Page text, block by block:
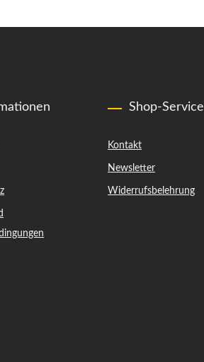
Shop-Service
Kontakt
Newsletter
Widerrufsbelehrung